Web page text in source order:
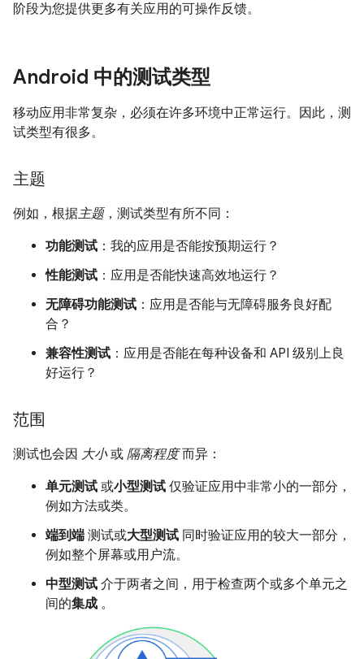
阶段为您提供更多有关应用的可操作反馈。
Android 中的测试类型
移动应用非常复杂，必须在许多环境中正常运行。因此，测
试类型有很多。
主题
例如，根据主题，测试类型有所不同：
功能测试 ：我的应用是否能按预期运行？
性能测试 ：应用是否能快速高效地运行？
无障碍功能测试 ：应用是否能与无障碍服务良好配
合？
兼容性测试 ：应用是否能在每种设备和 API 级别上良
好运行？
范围
测试也会因 大小或 隔离程度而异：
单元测试 或小型测试 仅验证应用中非常小的一部分，
例如方法或类。
端到端 测试或大型测试 同时验证应用的较大一部分，
例如整个屏幕或用户流。
中型测试 介于两者之间，用于检查两个或多个单元之
间的集成 。